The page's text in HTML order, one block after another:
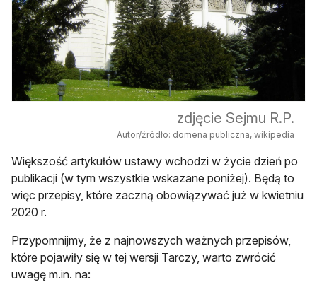
zdjęcie Sejmu R.P.
Autor/źródło: domena publiczna, wikipedia
Większość artykułów ustawy wchodzi w życie dzień po
publikacji (w tym wszystkie wskazane poniżej). Będą to
więc przepisy, które zaczną obowiązywać już w kwietniu
2020 r.
Przypomnijmy, że z najnowszych ważnych przepisów,
które pojawiły się w tej wersji Tarczy, warto zwrócić
uwagę m.in. na: